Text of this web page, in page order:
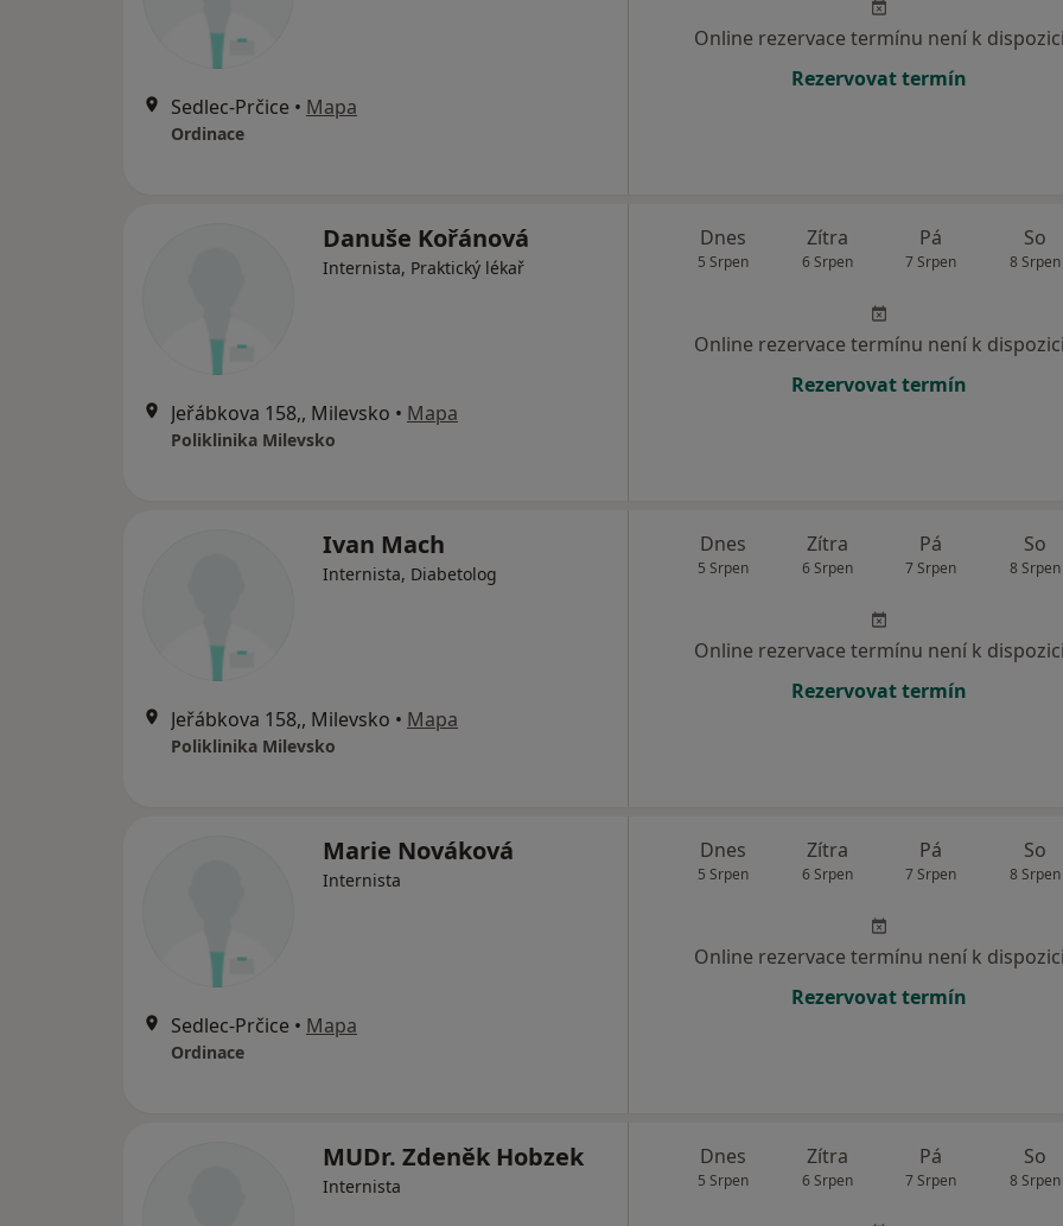
Sedlec-Prčice • Mapa
Ordinace
Online rezervace termínu není k dispozici
Rezervovat termín
Danuše Kořánová
Internista, Praktický lékař
Jeřábkova 158,, Milevsko • Mapa
Poliklinika Milevsko
Dnes
5 Srpen
Zítra
6 Srpen
Pá
7 Srpen
So
8 Srpen
Online rezervace termínu není k dispozici
Rezervovat termín
Ivan Mach
Internista, Diabetolog
Jeřábkova 158,, Milevsko • Mapa
Poliklinika Milevsko
Dnes
5 Srpen
Zítra
6 Srpen
Pá
7 Srpen
So
8 Srpen
Online rezervace termínu není k dispozici
Rezervovat termín
Marie Nováková
Internista
Sedlec-Prčice • Mapa
Ordinace
Dnes
5 Srpen
Zítra
6 Srpen
Pá
7 Srpen
So
8 Srpen
Online rezervace termínu není k dispozici
Rezervovat termín
MUDr. Zdeněk Hobzek
Internista
Dnes
5 Srpen
Zítra
6 Srpen
Pá
7 Srpen
So
8 Srpen